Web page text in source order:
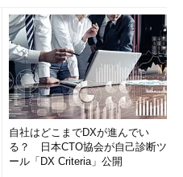
自社はどこまでDXが進んでい
る？ 日本CTO協会が自己診断ツ
ール「DX Criteria」公開